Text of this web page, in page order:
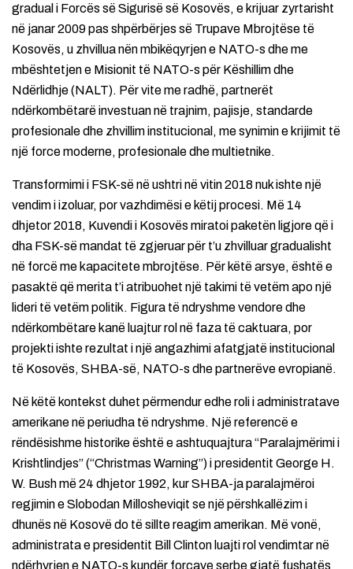
gradual i Forcës së Sigurisë së Kosovës, e krijuar zyrtarisht
në janar 2009 pas shpërbërjes së Trupave Mbrojtëse të
Kosovës, u zhvillua nën mbikëqyrjen e NATO-s dhe me
mbështetjen e Misionit të NATO-s për Këshillim dhe
Ndërlidhje (NALT). Për vite me radhë, partnerët
ndërkombëtarë investuan në trajnim, pajisje, standarde
profesionale dhe zhvillim institucional, me synimin e krijimit të
një force moderne, profesionale dhe multietnike.
Transformimi i FSK-së në ushtri në vitin 2018 nuk ishte një
vendim i izoluar, por vazhdimësi e këtij procesi. Më 14
dhjetor 2018, Kuvendi i Kosovës miratoi paketën ligjore që i
dha FSK-së mandat të zgjeruar për t’u zhvilluar gradualisht
në forcë me kapacitete mbrojtëse. Për këtë arsye, është e
pasaktë që merita t’i atribuohet një takimi të vetëm apo një
lideri të vetëm politik. Figura të ndryshme vendore dhe
ndërkombëtare kanë luajtur rol në faza të caktuara, por
projekti ishte rezultat i një angazhimi afatgjatë institucional
të Kosovës, SHBA-së, NATO-s dhe partnerëve evropianë.
Në këtë kontekst duhet përmendur edhe roli i administratave
amerikane në periudha të ndryshme. Një referencë e
rëndësishme historike është e ashtuquajtura “Paralajmërimi i
Krishtlindjes” (“Christmas Warning”) i presidentit George H.
W. Bush më 24 dhjetor 1992, kur SHBA-ja paralajmëroi
regjimin e Slobodan Millosheviqit se një përshkallëzim i
dhunës në Kosovë do të sillte reagim amerikan. Më vonë,
administrata e presidentit Bill Clinton luajti rol vendimtar në
ndërhyrjen e NATO-s kundër forcave serbe gjatë fushatës